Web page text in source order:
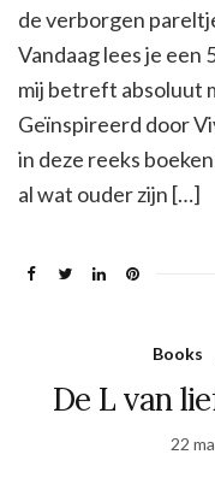
de verborgen
Vandaag lees je een
mij betreft absoluut
Geïnspireerd door
in deze reeks
al wat ouder zijn […]
Books
De L van
22